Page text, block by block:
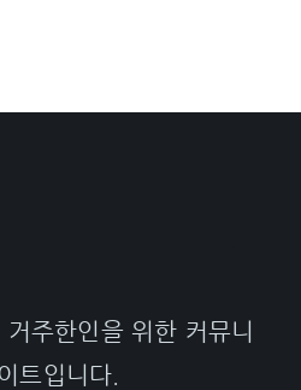
주한인을 위한 커뮤니
트입니다.